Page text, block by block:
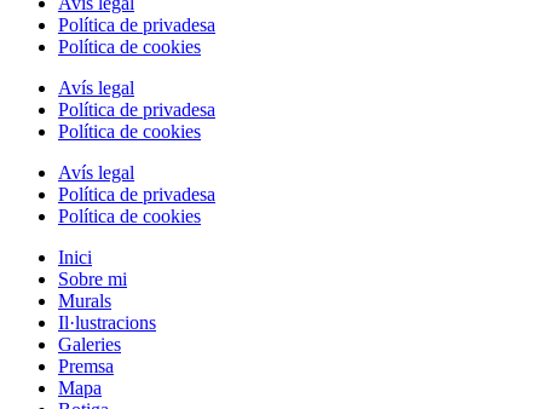
Política de privadesa
Política de cookies
Avís legal
Política de privadesa
Política de cookies
Avís legal
Política de privadesa
Política de cookies
Inici
Sobre mi
Murals
Il·lustracions
Galeries
Premsa
Mapa